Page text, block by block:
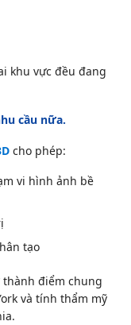
khu vực đều đang
cầu nữa.
cho phép:
vi hình ảnh bề
tạo
điểm chung
và tính thẩm mỹ